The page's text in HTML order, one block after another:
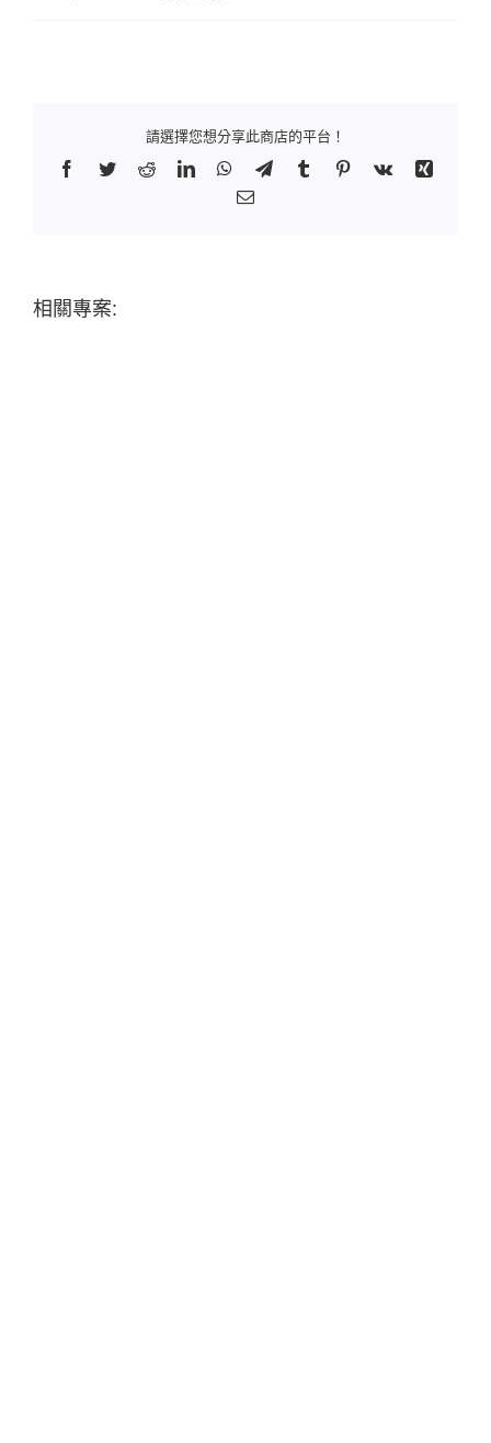
請選擇您想分享此商店的平台！
Facebook
TwitterRedditLinkedInWhatsApp
TelegramTumblr Pinterest
Vk
Xing
Email:
相關專案: